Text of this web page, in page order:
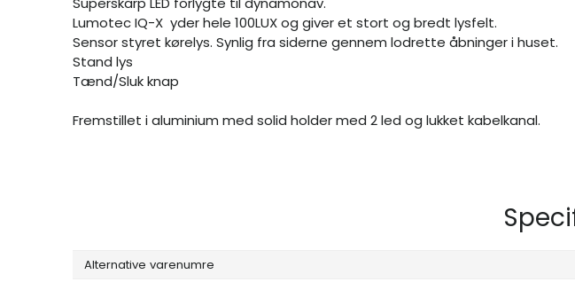
Lumotec IQ-X yder hele 100LUX og giver et stort og bredt lysfelt.
Sensor styret kørelys. Synlig fra siderne gennem lodrette åbninger i huset.
Stand lys
Tænd/Sluk knap
Fremstillet i aluminium med solid holder med 2 led og lukket kabelkanal.
Alternative varenumre